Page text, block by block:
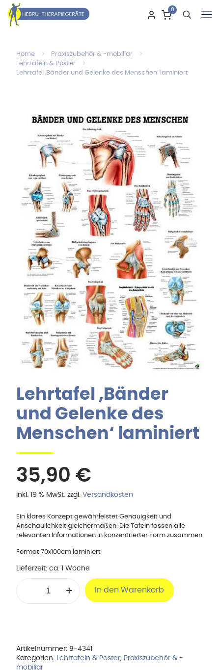
0
Home
Praxiszubehör & -mobiliar
Lehrtafeln & Poster
Lehrtafel ‚Bänder und Gelenke des Menschen‘ laminiert
Lehrtafel ‚Bänder
und Gelenke des
Menschen‘ laminiert
35,90 €
inkl. 19 % MwSt. zzgl. Versandkosten
Ein klares Konzept gewährleistet Genauigkeit und
Anschaulichkeit gleichermaßen. Die Tafeln fassen alle
relevanten Informationen in konzentrierter Form zusammen.
Format 70x100cm laminiert
Lieferzeit: ca. 1 Woche
Menge
In den Warenkorb
Artikelnummer: 8-4341
Kategorien:
Lehrtafeln & Poster, Praxiszubehör & -
mobiliar